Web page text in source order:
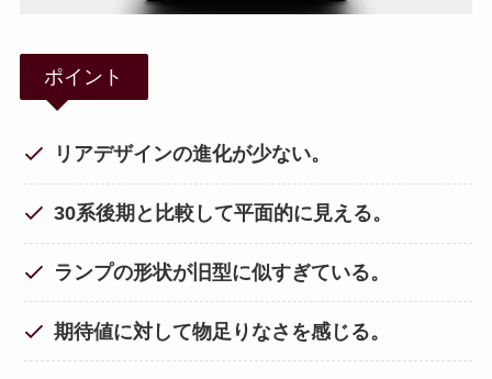
ポイント
リアデザインの進化が少ない。
30系後期と比較して平面的に見える。
ランプの形状が旧型に似すぎている。
期待値に対して物足りなさを感じる。